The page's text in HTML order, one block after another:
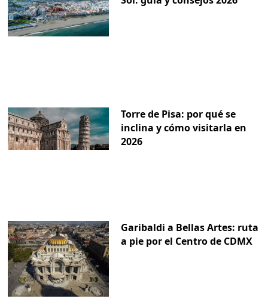
Torre de Pisa: por qué se
inclina y cómo visitarla en
2026
Garibaldi a Bellas Artes: ruta
a pie por el Centro de CDMX